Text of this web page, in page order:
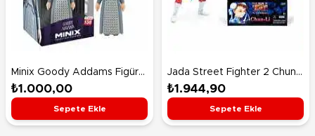
Minix Goody Addams Figürü
14026
₺1.000,00
Sepete Ekle
Jada Street Fighter 2 Chun-
Li Figür 15 Cm
₺1.944,90
Sepete Ekle